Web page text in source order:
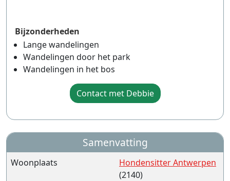
Bijzonderheden
Lange wandelingen
Wandelingen door het park
Wandelingen in het bos
Contact met Debbie
Samenvatting
Woonplaats
Hondensitter Antwerpen
(2140)